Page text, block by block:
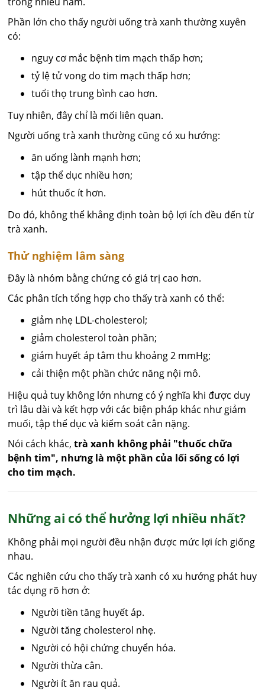
Phần lớn cho thấy người uống trà xanh thường xuyên
có:
nguy cơ mắc bệnh tim mạch thấp hơn;
tỷ lệ tử vong do tim mạch thấp hơn;
tuổi thọ trung bình cao hơn.
Tuy nhiên, đây chỉ là mối liên quan.
Người uống trà xanh thường cũng có xu hướng:
ăn uống lành mạnh hơn;
tập thể dục nhiều hơn;
hút thuốc ít hơn.
Do đó, không thể khẳng định toàn bộ lợi ích đều đến từ
trà xanh.
Thử nghiệm lâm sàng
Đây là nhóm bằng chứng có giá trị cao hơn.
Các phân tích tổng hợp cho thấy trà xanh có thể:
giảm nhẹ LDL-cholesterol;
giảm cholesterol toàn phần;
giảm huyết áp tâm thu khoảng 2 mmHg;
cải thiện một phần chức năng nội mô.
Hiệu quả tuy không lớn nhưng có ý nghĩa khi được duy
trì lâu dài và kết hợp với các biện pháp khác như giảm
muối, tập thể dục và kiểm soát cân nặng.
Nói cách khác,trà xanh không phải "thuốc chữa
bệnh tim", nhưng là một phần của lối sống có lợi
cho tim mạch.
Những ai có thể hưởng lợi nhiều nhất?
Không phải mọi người đều nhận được mức lợi ích giống
nhau.
Các nghiên cứu cho thấy trà xanh có xu hướng phát huy
tác dụng rõ hơn ở:
Người tiền tăng huyết áp.
Người tăng cholesterol nhẹ.
Người có hội chứng chuyển hóa.
Người thừa cân.
Người ít ăn rau quả.